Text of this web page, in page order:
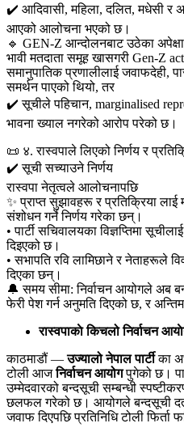
✔️ आदिवासी, महिला, दलित, मधेसी र
आएको आलोचना भएको छ।
🔹 GEN-Z आन्दोलनबाट उठेका
भावी मतदाता समूह खासगरी Gen-Z
समानुपातिक प्रणालीलाई जवाफदेही,
समर्थन पाएको थियो, तर
✔️ सूचीले पहिचान, marginalised
भावना ख्याल नगरेको आरोप परेको छ।
📜 ४. रास्वपाले लिएको निर्णय र
✔️ सूची सच्याउने निर्णय
रास्वपा नेतृत्वले आलोचनापछि
✨ प्राप्त सुझावहरू र प्रतिक्रिया
संशोधन गर्ने निर्णय गरेका छन्।
• पार्टी सचिवालयका विज्ञप्तिमा
दिइएको छ।
• सभापति रवि लामिछाने र नेताहरूले
दिएका छन्।
🔔 समय सीमा: निर्वाचन आयोगले अब
फेरी पेश गर्न अनुमति दिएको छ, र
रास्वपाकाे किचलो निर्वाचन
काठमाडौं —उज्यालो नेपाल पार्टीका
टोली आजनिर्वाचन आयोगपुगेको छ।
उम्मेदवारको बन्दसूची सम्बन्धी
छलफल गरेको छ। आयोगले बन्दसूची
जवाफ दिएपछि प्रतिनिधि टोली